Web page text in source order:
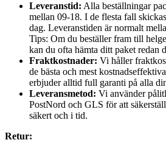
Leveranstid: Alla beställningar
mellan 09-18. I de flesta fall
dag. Leveranstiden är normalt
Tips: Om du beställer fram till
kan du ofta hämta ditt paket redan
Fraktkostnader: Vi håller
de bästa och mest
erbjuder alltid full garanti på alla
Leveransmetod: Vi använder
PostNord och GLS för att
säkert och i tid.
Retur: